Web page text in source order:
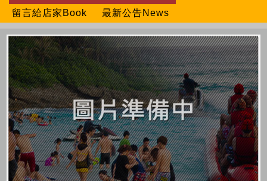
留言給店家Book
最新公告News